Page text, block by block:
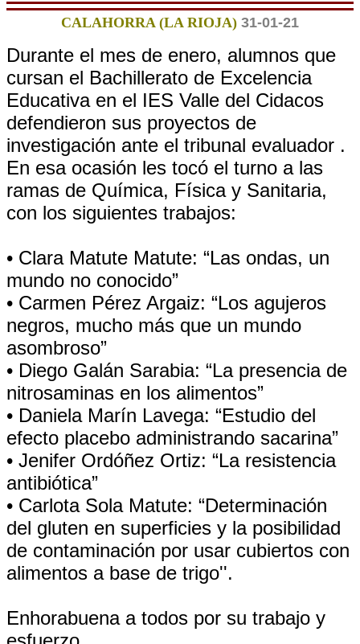
CALAHORRA (LA RIOJA) 31-01-21
Durante el mes de enero, alumnos que
cursan el Bachillerato de Excelencia
Educativa en el IES Valle del Cidacos
defendieron sus proyectos de
investigación ante el tribunal evaluador .
En esa ocasión les tocó el turno a las
ramas de Química, Física y Sanitaria,
con los siguientes trabajos:
• Clara Matute Matute: “Las ondas, un
mundo no conocido”
• Carmen Pérez Argaiz: “Los agujeros
negros, mucho más que un mundo
asombroso”
• Diego Galán Sarabia: “La presencia de
nitrosaminas en los alimentos”
• Daniela Marín Lavega: “Estudio del
efecto placebo administrando sacarina”
• Jenifer Ordóñez Ortiz: “La resistencia
antibiótica”
• Carlota Sola Matute: “Determinación
del gluten en superficies y la posibilidad
de contaminación por usar cubiertos con
alimentos a base de trigo''.
Enhorabuena a todos por su trabajo y